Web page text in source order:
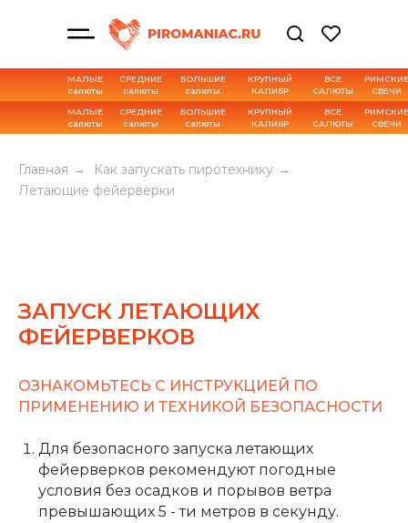
МАЛЫЕ
салюты
ВСЕ
САЛЮТЫ
СРЕДНИЕ
салюты
РИМСКИЕ
СВЕЧИ
БОЛЬШИЕ
салюты
КРУПНЫЙ
КАЛИБР
МАЛЫЕ
салюты
ВСЕ
САЛЮТЫ
СРЕДНИЕ
салюты
РИМСКИЕ
СВЕЧИ
БОЛЬШИЕ
салюты
КРУПНЫЙ
КАЛИБР
Главная → Как запускать пиротехнику →
Летающие фейерверки
ЗАПУСК ЛЕТАЮЩИХ
ФЕЙЕРВЕРКОВ
ОЗНАКОМЬТЕСЬ С ИНСТРУКЦИЕЙ ПО
ПРИМЕНЕНИЮ И ТЕХНИКОЙ БЕЗОПАСНОСТИ
Для безопасного запуска летающих
фейерверков рекомендуют погодные
условия без осадков и порывов ветра
превышающих 5 - ти метров в секунду.